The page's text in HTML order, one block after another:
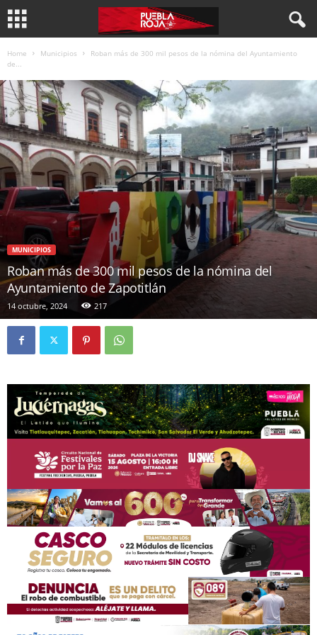
Home Municipios
Roban más de 300 mil pesos de la nómina del Ayuntamiento
de...
MUNICIPIOS
Roban más de 300 mil pesos de la nómina del
Ayuntamiento de Zapotitlán
14 octubre, 2024 217